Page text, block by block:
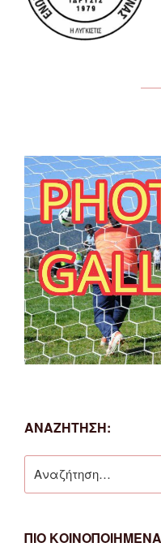
ΑΝΑΖΗΤΗΣΗ:
για:
ΠΙΟ